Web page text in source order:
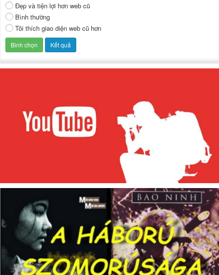
Đẹp và tiện lợi hơn web cũ
Bình thường
Tôi thích giao diện web cũ hơn